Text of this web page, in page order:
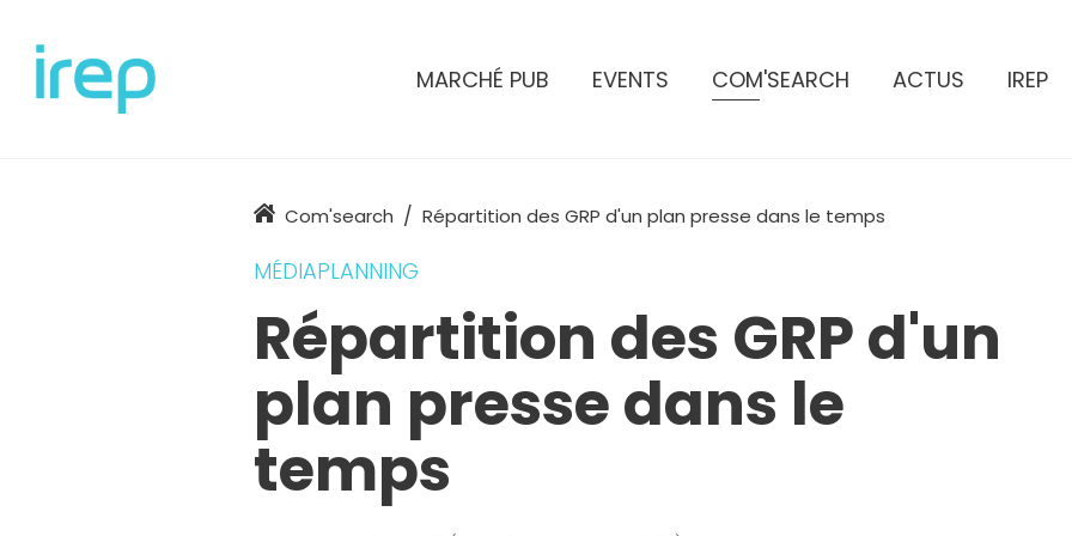
MARCHÉ PUB EVENTS COM'SEARCH ACTUS IREP
AccueilCom'search Répartition des GRP d'un plan presse dans le temps
MÉDIAPLANNING
Répartition des GRP d'un
plan presse dans le
temps